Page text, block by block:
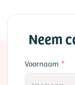
Neem
Voornaam